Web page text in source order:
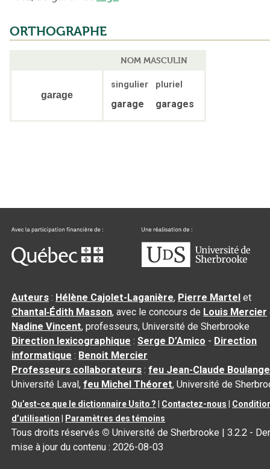
ORTHOGRAPHE
NOM MASCULIN
garage
singulier pluriel
garage garages
Auteurs : Hélène Cajolet-Laganière, Pierre Martel et
Chantal‑Édith Masson, avec le concours de Louis Mercier
Nadine Vincent, professeurs, Université de Sherbrooke
Direction lexicographique :Serge D’Amico - Direction
informatique : Benoit Mercier
Professeurs collaborateurs :feu Jean-Claude
Université Laval,feu Michel Théoret, Université de
Qu’est-ce que le dictionnaire Usito ? Contactez-nous
d’utilisation
Paramètres des témoins
Tous droits réservés © Université de Sherbrooke |3.2.2 -
mise à jour du contenu :2026-08-03